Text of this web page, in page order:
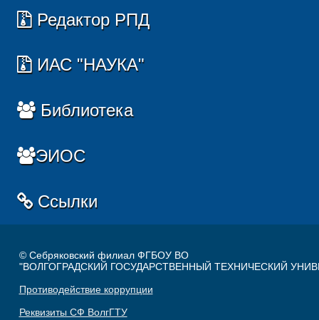
Редактор РПД
ИАС "НАУКА"
Библиотека
ЭИОС
Ссылки
© Себряковский филиал ФГБОУ ВО
"ВОЛГОГРАДСКИЙ ГОСУДАРСТВЕННЫЙ ТЕХНИЧЕСКИЙ
Противодействие коррупции
Реквизиты СФ ВолгГТУ